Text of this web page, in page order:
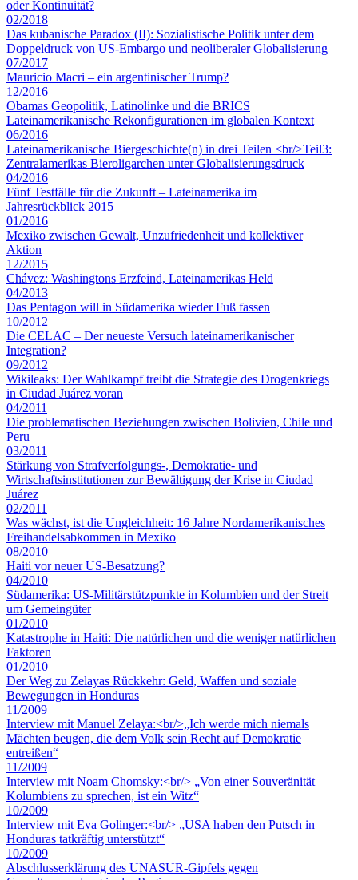
oder Kontinuität?
02/2018
Das kubanische Paradox (II): Sozialistische Politik unter dem
Doppeldruck von US-Embargo und neoliberaler Globalisierung
07/2017
Mauricio Macri – ein argentinischer Trump?
12/2016
Obamas Geopolitik, Latinolinke und die BRICS
Lateinamerikanische Rekonfigurationen im globalen Kontext
06/2016
Lateinamerikanische Biergeschichte(n) in drei Teilen <br/>Teil3:
Zentralamerikas Bieroligarchen unter Globalisierungsdruck
04/2016
Fünf Testfälle für die Zukunft – Lateinamerika im
Jahresrückblick 2015
01/2016
Mexiko zwischen Gewalt, Unzufriedenheit und kollektiver
Aktion
12/2015
Chávez: Washingtons Erzfeind, Lateinamerikas Held
04/2013
Das Pentagon will in Südamerika wieder Fuß fassen
10/2012
Die CELAC – Der neueste Versuch lateinamerikanischer
Integration?
09/2012
Wikileaks: Der Wahlkampf treibt die Strategie des Drogenkriegs
in Ciudad Juárez voran
04/2011
Die problematischen Beziehungen zwischen Bolivien, Chile und
Peru
03/2011
Stärkung von Strafverfolgungs-, Demokratie- und
Wirtschaftsinstitutionen zur Bewältigung der Krise in Ciudad
Juárez
02/2011
Was wächst, ist die Ungleichheit: 16 Jahre Nordamerikanisches
Freihandelsabkommen in Mexiko
08/2010
Haiti vor neuer US-Besatzung?
04/2010
Südamerika: US-Militärstützpunkte in Kolumbien und der Streit
um Gemeingüter
01/2010
Katastrophe in Haiti: Die natürlichen und die weniger natürlichen
Faktoren
01/2010
Der Weg zu Zelayas Rückkehr: Geld, Waffen und soziale
Bewegungen in Honduras
11/2009
Interview mit Manuel Zelaya:<br/>„Ich werde mich niemals
Mächten beugen, die dem Volk sein Recht auf Demokratie
entreißen“
11/2009
Interview mit Noam Chomsky:<br/> „Von einer Souveränität
Kolumbiens zu sprechen, ist ein Witz“
10/2009
Interview mit Eva Golinger:<br/> „USA haben den Putsch in
Honduras tatkräftig unterstützt“
10/2009
Abschlusserklärung des UNASUR-Gipfels gegen